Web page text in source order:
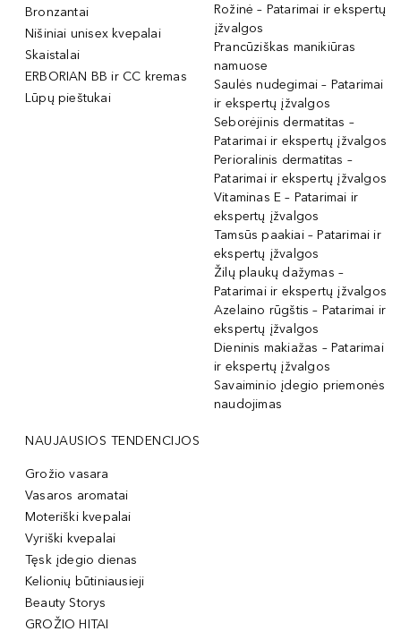
Bronzantai
Nišiniai unisex kvepalai
Skaistalai
ERBORIAN BB ir CC kremas
Lūpų pieštukai
Rožinė – Patarimai ir ekspertų
įžvalgos
Prancūziškas manikiūras
namuose
Saulės nudegimai – Patarimai
ir ekspertų įžvalgos
Seborėjinis dermatitas –
Patarimai ir ekspertų įžvalgos
Perioralinis dermatitas –
Patarimai ir ekspertų įžvalgos
Vitaminas E – Patarimai ir
ekspertų įžvalgos
Tamsūs paakiai – Patarimai ir
ekspertų įžvalgos
Žilų plaukų dažymas –
Patarimai ir ekspertų įžvalgos
Azelaino rūgštis – Patarimai ir
ekspertų įžvalgos
Dieninis makiažas – Patarimai
ir ekspertų įžvalgos
Savaiminio įdegio priemonės
naudojimas
NAUJAUSIOS TENDENCIJOS
Grožio vasara
Vasaros aromatai
Moteriški kvepalai
Vyriški kvepalai
Tęsk įdegio dienas
Kelionių būtiniausieji
Beauty Storys
GROŽIO HITAI